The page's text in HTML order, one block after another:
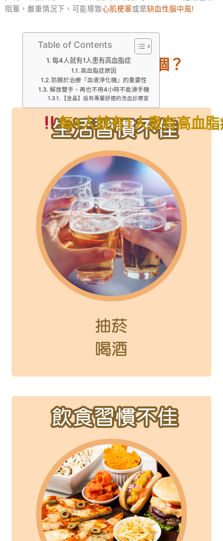
阻塞，嚴重情況下，可能導致心肌梗塞或是缺血性腦中風!
Table of Contents
每4人就有1人患有高血脂症
高血脂症原因
防勝於治療『血液淨化機』的重要性
解放雙手，再也不用4小時不能滑手機
【金晶】設有專屬舒適的洗血診療室
每4人就有1人患有高血脂
以下原因你中了幾個？
高血脂症原因